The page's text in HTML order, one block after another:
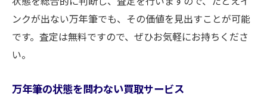
ンクが出ない万年筆でも、その価値を見出すことが可能
です。査定は無料ですので、ぜひお気軽にお持ちくださ
い。
万年筆の状態を問わない買取サービス